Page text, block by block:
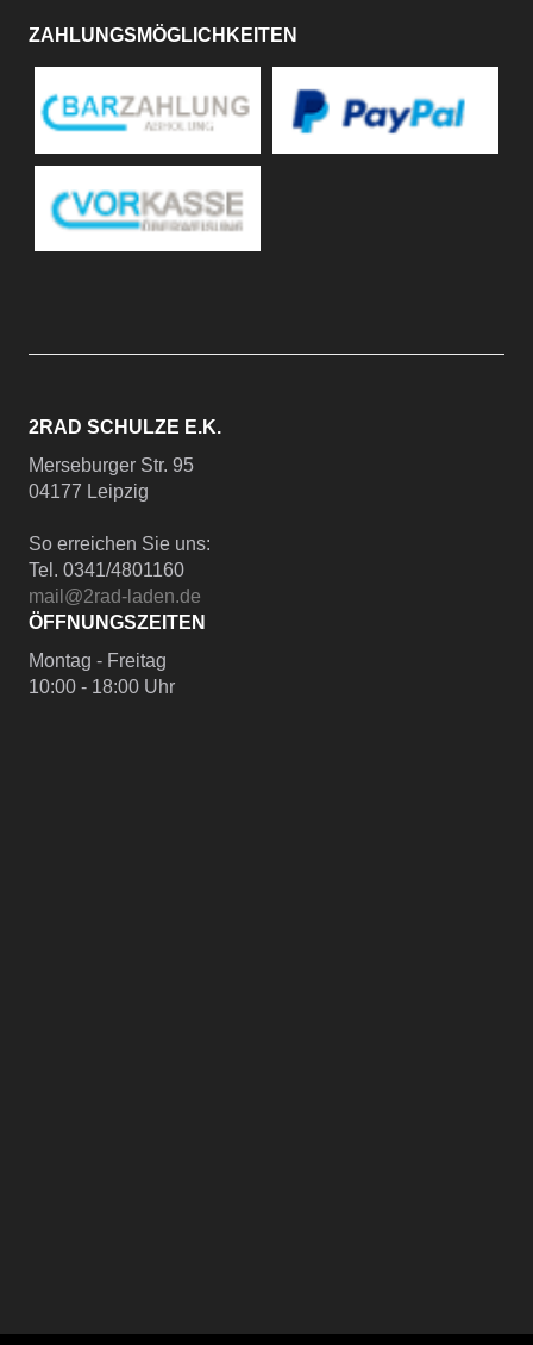
ZAHLUNGSMÖGLICHKEITEN
2RAD SCHULZE E.K.
Merseburger Str. 95
04177 Leipzig
So erreichen Sie uns:
Tel. 0341/4801160
mail@2rad-laden.de
ÖFFNUNGSZEITEN
Montag - Freitag
10:00 - 18:00 Uhr